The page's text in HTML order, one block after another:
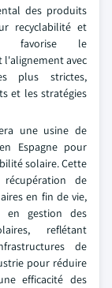
des produits
recyclabilité et
favorise le
l'alignement avec
plus strictes,
et les stratégies
une usine de
Espagne pour
solaire. Cette
de
en fin de vie,
en gestion des
reflétant
de
pour réduire
efficacité des